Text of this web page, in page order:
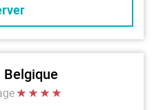
Belgique